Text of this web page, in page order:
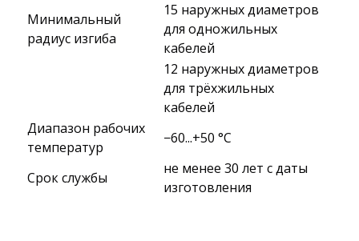
Минимальный
радиус изгиба
15 наружных диаметров
для одножильных
кабелей
12 наружных диаметров
для трёхжильных
кабелей
Диапазон рабочих
температур
−60...+50 °C
Срок службы
не менее 30 лет с даты
изготовления